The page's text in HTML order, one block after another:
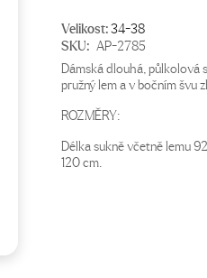
Velikost:34-38
SKU: AP-2785
Dámská dlouhá, půlkolová
pružný lem a v bočním švu
ROZMĚRY:
Délka sukně včetně lemu
120 cm.